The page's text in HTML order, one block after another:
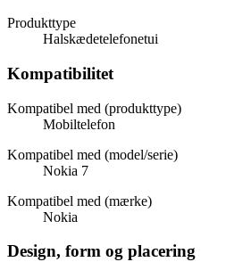
Produkttype
Halskædetelefonetui
Kompatibilitet
Kompatibel med (produkttype)
Mobiltelefon
Kompatibel med (model/serie)
Nokia 7
Kompatibel med (mærke)
Nokia
Design, form og placering